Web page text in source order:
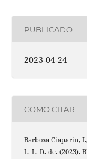
PUBLICADO
2023-04-24
COMO CITAR
Barbosa Ciaparin,
L. L. D. de. (2023).